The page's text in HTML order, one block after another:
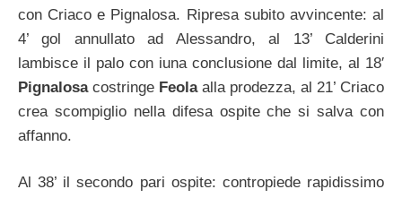
con Criaco e Pignalosa. Ripresa subito avvincente: al
4’ gol annullato ad Alessandro, al 13’ Calderini
lambisce il palo con iuna conclusione dal limite, al 18′
Pignalosacostringe Feolaalla prodezza, al 21’ Criaco
crea scompiglio nella difesa ospite che si salva con
affanno.
Al 38’ il secondo pari ospite: contropiede rapidissimo